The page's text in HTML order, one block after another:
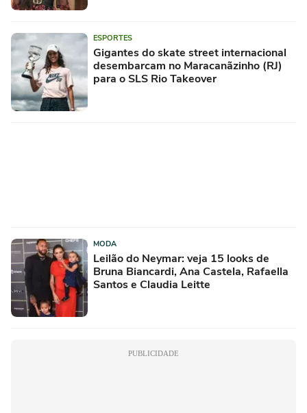
ESPORTES
Gigantes do skate street internacional
desembarcam no Maracanãzinho (RJ)
para o SLS Rio Takeover
MODA
Leilão do Neymar: veja 15 looks de
Bruna Biancardi, Ana Castela, Rafaella
Santos e Claudia Leitte
PUBLICIDADE